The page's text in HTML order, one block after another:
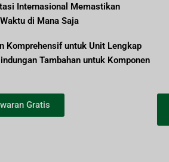
Internasional Memastikan
di Mana Saja
Komprehensif untuk Unit Lengkap
Tambahan untuk Komponen
Gratis